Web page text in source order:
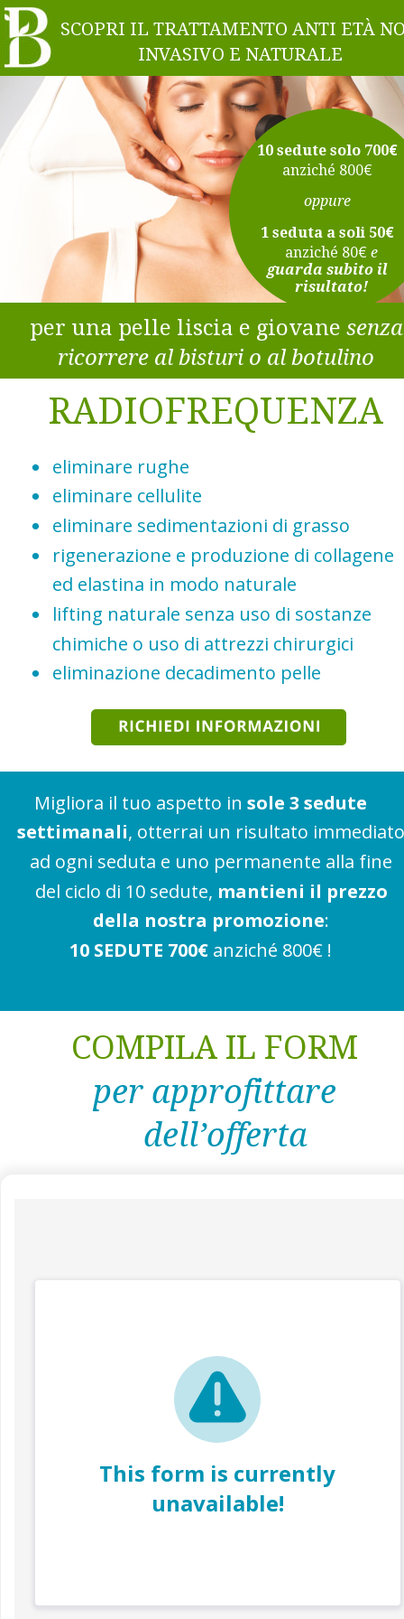
SCOPRI IL TRATTAMENTO ANTI ETÀ
INVASIVO E NATURALE
• eliminare rughe
• eliminare cellulite
• eliminare sedimentazioni di grasso
•
rigenerazione e produzione di collagene
ed elastina in modo naturale
•
lifting naturale senza uso di sostanze
chimiche o uso di attrezzi chirurgici
• eliminazione decadimento pelle
RADIOFREQUENZA
Migliora il tuo aspetto in sole 3 sedute
settimanali, otterrai un risultato
ad ogni seduta e uno permanente alla fine
del ciclo di 10 sedute, mantieni il prezzo
della nostra promozione:
10 SEDUTE 700€ anziché 800€ !
COMPILA IL FORM
per approfittare
dell’offerta
per una pelle liscia e giovane
ricorrere al bisturi o al botulino
10 sedute solo 700€
anziché 800€
oppure
1 seduta a soli 50€
anziché 80€ e
guarda subito il
risultato!